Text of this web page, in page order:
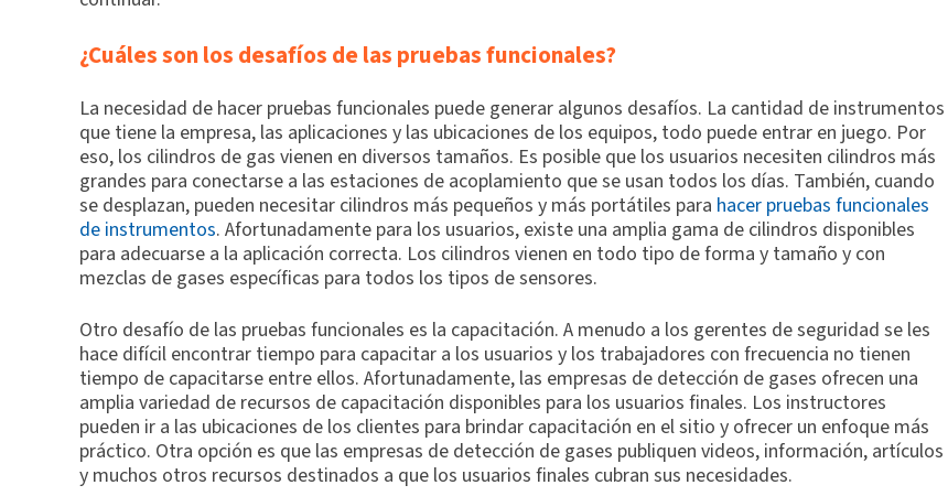
¿Cuáles son los desafíos de las pruebas funcionales?
La necesidad de hacer pruebas funcionales puede generar algunos desafíos. La cantidad de instrumentos
que tiene la empresa, las aplicaciones y las ubicaciones de los equipos, todo puede entrar en juego. Por
eso, los cilindros de gas vienen en diversos tamaños. Es posible que los usuarios necesiten cilindros más
grandes para conectarse a las estaciones de acoplamiento que se usan todos los días. También, cuando
se desplazan, pueden necesitar cilindros más pequeños y más portátiles para hacer pruebas funcionales
de instrumentos. Afortunadamente para los usuarios, existe una amplia gama de cilindros disponibles
para adecuarse a la aplicación correcta. Los cilindros vienen en todo tipo de forma y tamaño y con
mezclas de gases específicas para todos los tipos de sensores.
Otro desafío de las pruebas funcionales es la capacitación. A menudo a los gerentes de seguridad se les
hace difícil encontrar tiempo para capacitar a los usuarios y los trabajadores con frecuencia no tienen
tiempo de capacitarse entre ellos. Afortunadamente, las empresas de detección de gases ofrecen una
amplia variedad de recursos de capacitación disponibles para los usuarios finales. Los instructores
pueden ir a las ubicaciones de los clientes para brindar capacitación en el sitio y ofrecer un enfoque más
práctico. Otra opción es que las empresas de detección de gases publiquen videos, información, artículos
y muchos otros recursos destinados a que los usuarios finales cubran sus necesidades.